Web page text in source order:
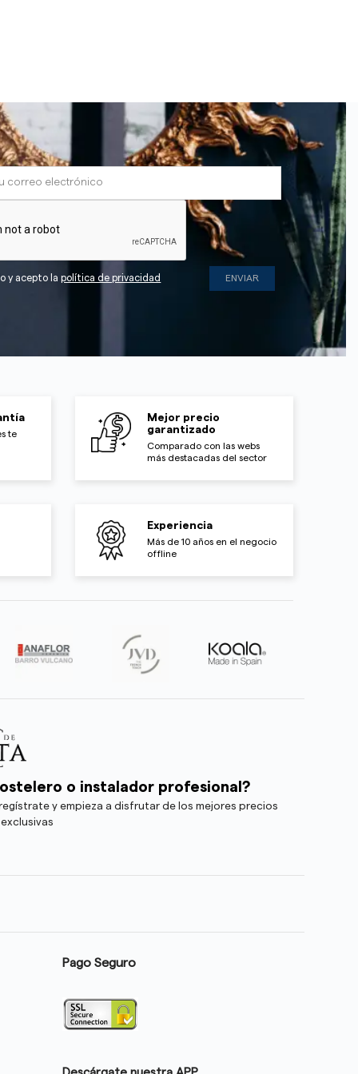
y acepto lapolítica de privacidad
te
Mejor precio
garantizado
Comparado con las webs
más destacadas del sector
Experiencia
Más de 10 años en el negocio
offline
o instalador profesional?
y empieza a disfrutar de los mejores precios
Pago Seguro